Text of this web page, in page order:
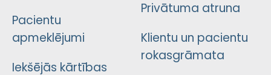
Pacientu
apmeklējumi
Iekšējās kārtības
Privātuma atruna
Klientu un pacientu
rokasgrāmata